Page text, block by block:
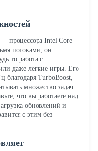
— процессора Intel Core
потоками, он
то работа с
даже легкие игры. Его
благодаря TurboBoost,
множество задач
что вы работаете над
обновлений и
с этим без